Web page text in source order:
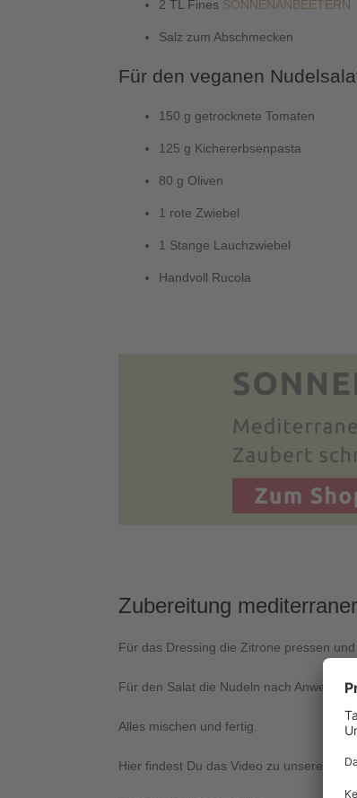
2 TL Fines SONNENANBEETERN
Salz zum Abschmecken
Für den veganen
150 g getrocknete Tomaten
125 g Kichererbsenpasta
80 g Oliven
1 rote Zwiebel
1 Stange Lauchzwiebel
Handvoll Rucola
Zubereitung
Für das Dressing die Zitrone pressen
Für den Salat die Nudeln nach
Alles mischen und fertig.
Hier findest Du das Video zu unserem